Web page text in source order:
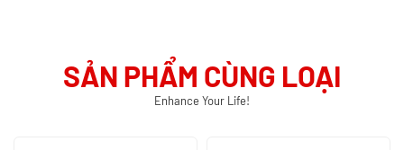
SẢN PHẨM CÙNG LOẠI
Enhance Your Life!